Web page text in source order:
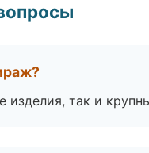
изделия, так и